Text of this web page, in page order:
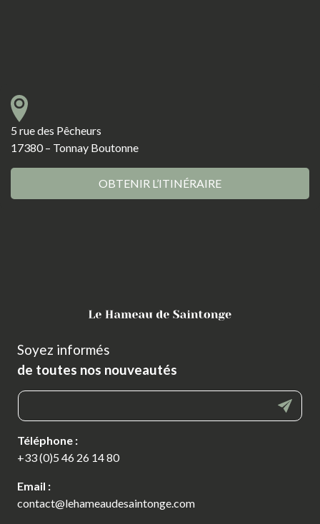
5 rue des Pêcheurs
17380 – Tonnay Boutonne
OBTENIR L’ITINÉRAIRE
Soyez informés
de toutes nos nouveautés
Téléphone :
+33 (0)5 46 26 14 80
Email :
contact@lehameaudesaintonge.com